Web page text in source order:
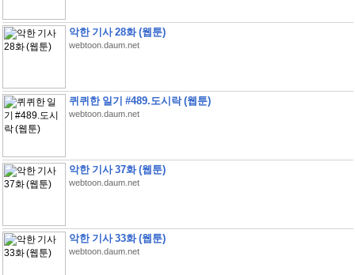
악한 기사 28화 (웹툰)
webtoon.daum.net
퀴퀴한 일기 #489.도시락 (웹툰)
webtoon.daum.net
악한 기사 37화 (웹툰)
webtoon.daum.net
악한 기사 33화 (웹툰)
webtoon.daum.net